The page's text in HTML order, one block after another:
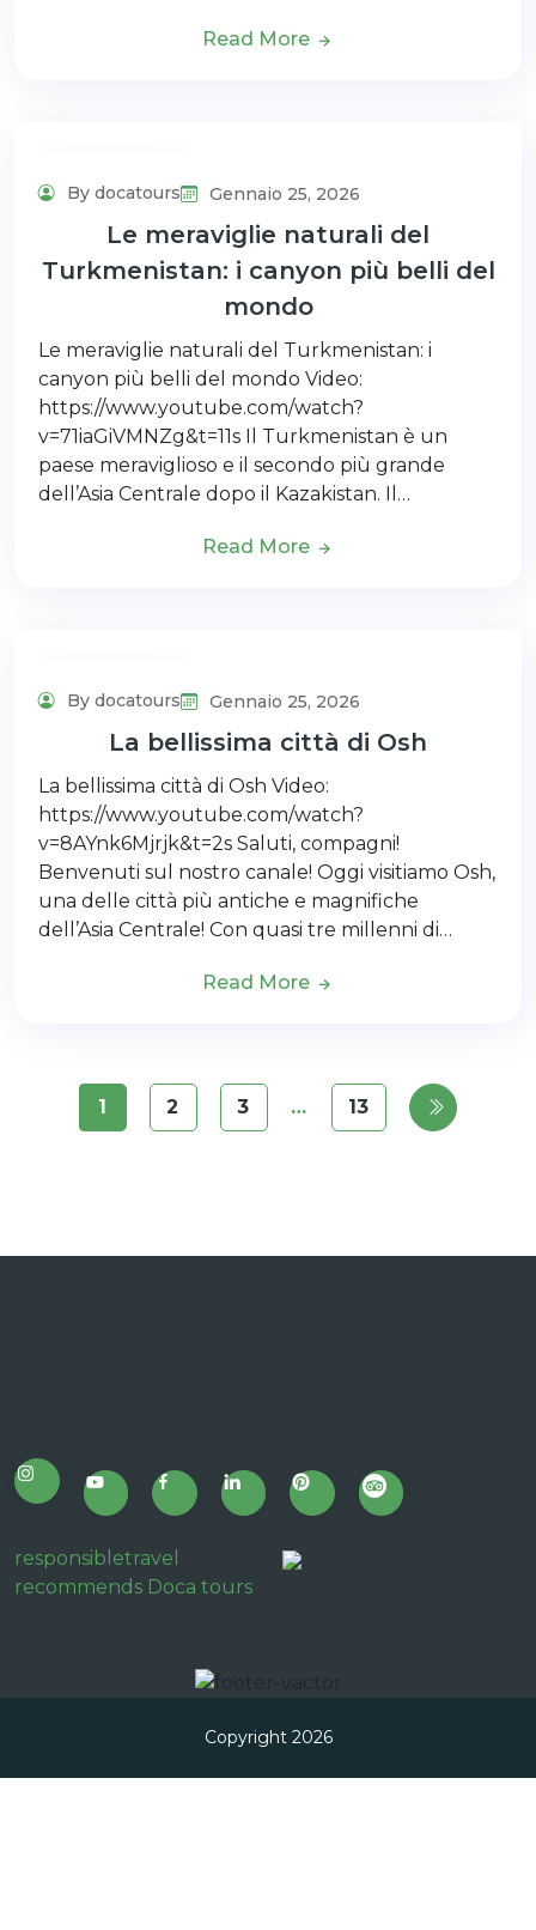
Read More
By docatours Gennaio 25, 2026
Le meraviglie naturali del
Turkmenistan: i canyon più belli del
mondo
Le meraviglie naturali del Turkmenistan: i
canyon più belli del mondo Video:
https://www.youtube.com/watch?
v=71iaGiVMNZg&t=11s Il Turkmenistan è un
paese meraviglioso e il secondo più grande
dell’Asia Centrale dopo il Kazakistan. Il…
Read More
By docatours Gennaio 25, 2026
La bellissima città di Osh
La bellissima città di Osh Video:
https://www.youtube.com/watch?
v=8AYnk6Mjrjk&t=2s Saluti, compagni!
Benvenuti sul nostro canale! Oggi visitiamo Osh,
una delle città più antiche e magnifiche
dell’Asia Centrale! Con quasi tre millenni di…
Read More
1 2 3 … 13
responsibletravel
recommends Doca tours
Copyright 2026